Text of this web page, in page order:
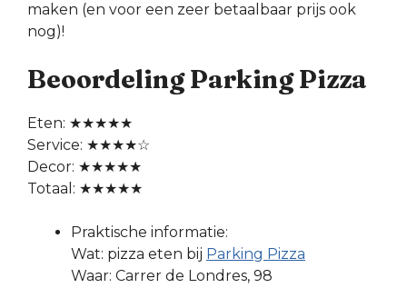
maken (en voor een zeer betaalbaar prijs ook
nog)!
Beoordeling Parking Pizza
Eten: ★★★★★
Service: ★★★★☆
Decor: ★★★★★
Totaal: ★★★★★
Praktische informatie:
Wat: pizza eten bij Parking Pizza
Waar: Carrer de Londres, 98